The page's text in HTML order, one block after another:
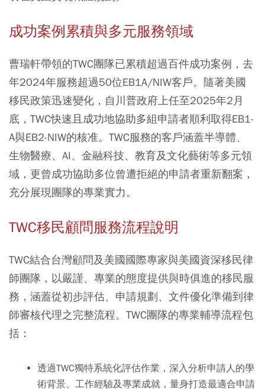
成功案例累積與多元服務領域
曹瑞軒帶領的TWC團隊已累積超過百件成功案例，去
年2024年服務超過50位EB1A/NIW客戶。隨著美國
移民政策迅速變化，自川普政府上任至2025年2月
底，TWC快速且成功地協助多組申請者順利取得EB1-
A與EB2-NIW的核准。TWC服務的客戶涵蓋半導體、
生物醫療、AI、金融科技、教育及文化藝術等多元領
域，更曾成功協助多位曾遭拒絕的申請者重新翻案，
充分展現團隊的專業實力。
TWC移民顧問服務流程說明
TWC結合台灣顧問及美國國際專家與美國資深移民律
師團隊，以嚴謹、專業的態度提供與時俱進的移民服
務，涵蓋從初步評估、申請規劃、文件優化準備到律
師審核代理之完整流程。TWC團隊的專業輔導流程包
括：
透過TWC獨特系統化評估作業，深入分析申請人的學
術背景、工作經驗及專業成就，量身打造最適合申請